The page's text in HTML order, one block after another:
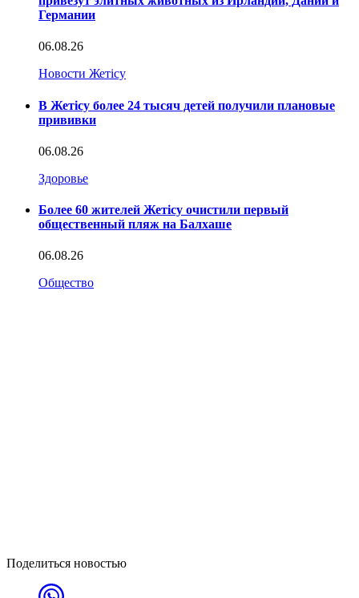
Германии
06.08.26
Новости Жетісу
В Жетісу более 24 тысяч детей получили плановые
прививки
06.08.26
Здоровье
Более 60 жителей Жетісу очистили первый
общественный пляж на Балхаше
06.08.26
Общество
Поделиться новостью